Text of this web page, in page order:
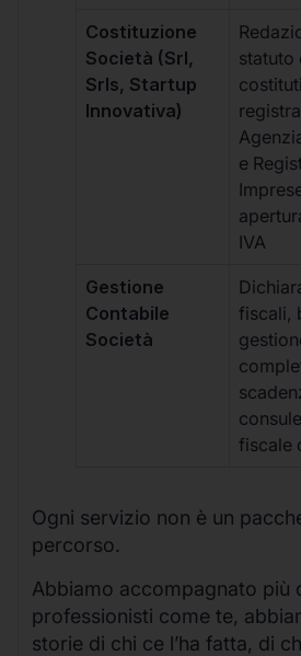
Costituzione
Società (Srl,
Srls, Startup
Innovativa)
statuto
e
IVA
Gestione
Contabile
Società
fiscali,
fiscale
Ogni servizio non è un
percorso.
Abbiamo accompagnato più
professionisti come te,
storie di chi ce l’ha fatta, di